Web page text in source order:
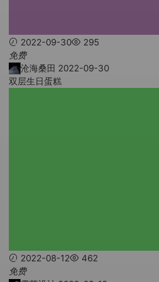
2022-09-30
295
免费
沧海桑田 2022-09-30
双层生日蛋糕
2022-08-12
462
免费